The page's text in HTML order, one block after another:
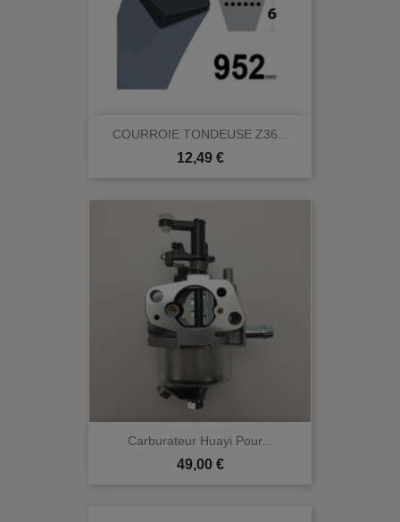
COURROIE TONDEUSE Z36...
Prix
12,49 €
Carburateur Huayi Pour...
Prix
49,00 €